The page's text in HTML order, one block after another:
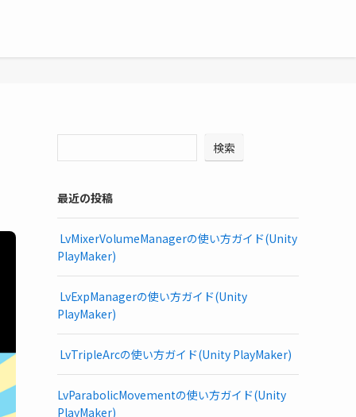
検索
最近の投稿
LvMixerVolumeManagerの使い方ガイド(Unity
PlayMaker)
LvExpManagerの使い方ガイド(Unity
PlayMaker)
LvTripleArcの使い方ガイド(Unity PlayMaker)
LvParabolicMovementの使い方ガイド(Unity
PlayMaker)